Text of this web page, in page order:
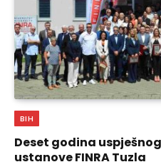
BIH
Deset godina
ustanove FINRA Tuzla